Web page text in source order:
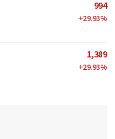
994
+29.93%
1,389
+29.93%